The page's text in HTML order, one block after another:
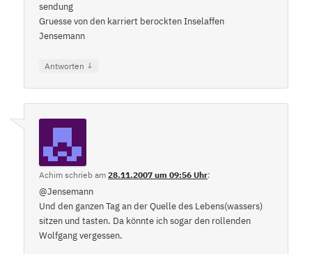
sendung
Gruesse von den karriert berockten Inselaffen
Jensemann
Antworten ↓
Achim schrieb am28.11.2007 um 09:56 Uhr:
@Jensemann
Und den ganzen Tag an der Quelle des Lebens(wassers)
sitzen und tasten. Da könnte ich sogar den rollenden
Wolfgang vergessen.